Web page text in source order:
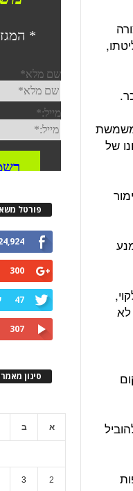
משמשת
של
פורטל
300
47
307
סינון
א ב
2
3